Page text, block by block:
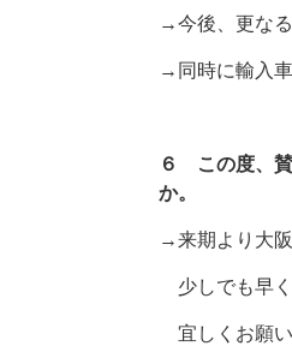
→今後、更な
→同時に輸入
６ この度、賛
か。
→来期より大
少しでも早く
宜しくお願い